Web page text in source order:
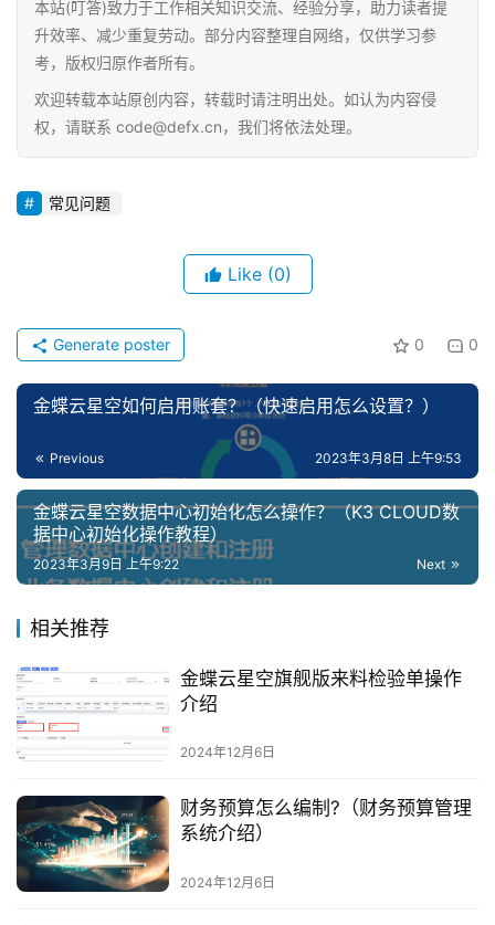
首
页
e
X
快
讯
本站(叮答)致力于工作相关知识交流、经验分享，助力读者提
升效率、减少重复劳动。部分内容整理自网络，仅供学习参
考，版权归原作者所有。
欢迎转载本站原创内容，转载时请注明出处。如认为内容侵
权，请联系 code@defx.cn，我们将依法处理。
常见问题
Like (0)
0 0
Generate poster
金蝶云星空如何启用账套？（快速启用怎么设置？）
Previous 2023年3月8日 上午9:53
金蝶云星空数据中心初始化怎么操作？（K3 CLOUD数
据中心初始化操作教程）
Next
2023年3月9日 上午9:22
相关推荐
金蝶云星空旗舰版来料检验单操作
介绍
2024年12月6日
财务预算怎么编制?（财务预算管理
系统介绍）
2024年12月6日